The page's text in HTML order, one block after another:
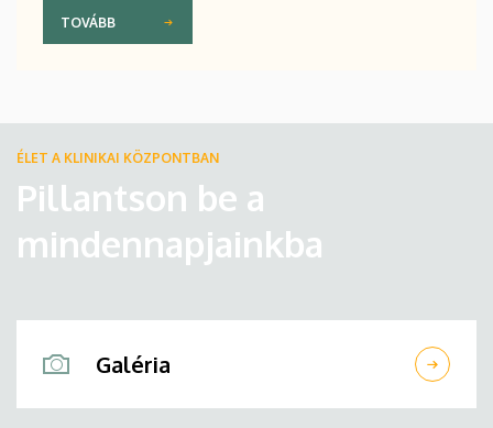
TOVÁBB
ÉLET A KLINIKAI KÖZPONTBAN
Pillantson be a
mindennapjainkba
Galéria